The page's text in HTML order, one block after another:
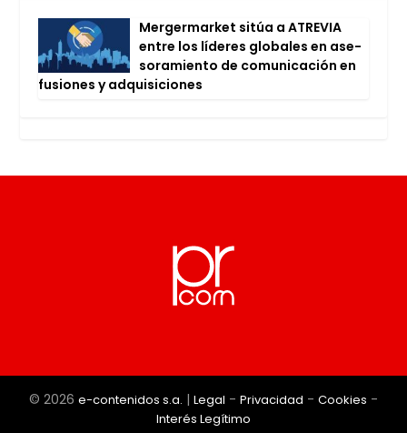
Mer­ger­mar­ket sitúa a ATRE­VIA
entre los líde­res glo­ba­les en ase­
so­ra­mien­to de comu­ni­ca­ción en
fusio­nes y adqui­si­cio­nes
© 2026 e-contenidos s.a. | Legal - Privacidad - Cookies -
Interés Legítimo